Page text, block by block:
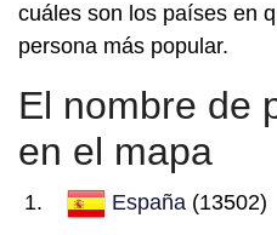
cuáles son los países en
persona más popular.
El nombre de
en el mapa
España (13502)